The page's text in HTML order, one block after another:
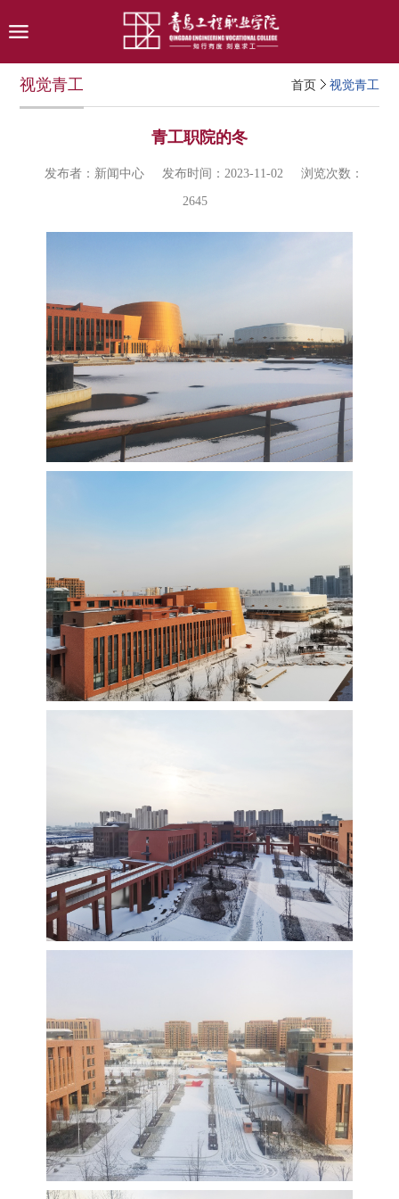
首页 视觉青工
视觉青工
青工职院的冬
发布者：新闻中心 发布时间：2023-11-02 浏览次数：
2645